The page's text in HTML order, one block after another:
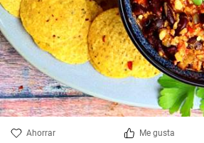
Ahorrar Me gusta